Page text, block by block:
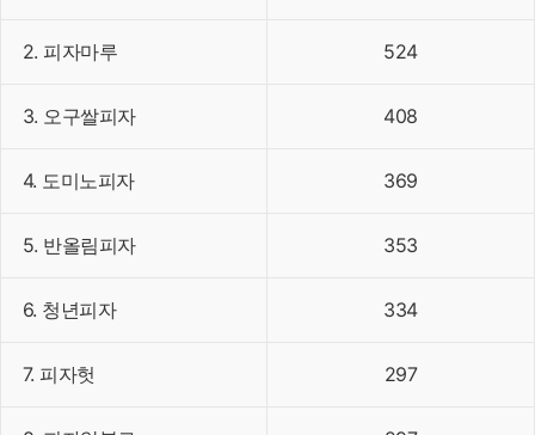
2. 피자마루 524
3. 오구쌀피자 408
4. 도미노피자 369
5. 반올림피자 353
6. 청년피자 334
7. 피자헛 297